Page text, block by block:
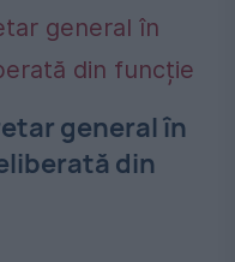
general în
din